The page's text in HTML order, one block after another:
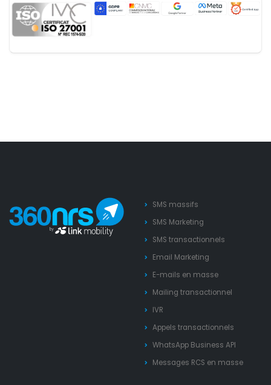
SMS massifs
SMS Marketing
SMS transactionnels
Email Marketing
E-mails en masse
Mailing transactionnel
IVR
Appels transactionnels
WhatsApp Business API
Messages RCS en masse